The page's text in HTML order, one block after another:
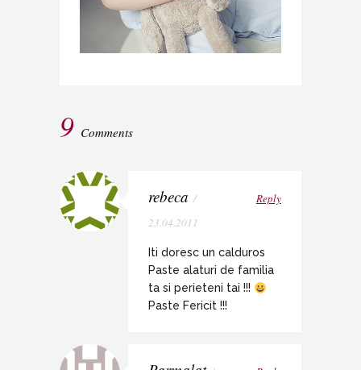
9 Comments
rebeca /
23.04.2011
Reply
Iti doresc un calduros
Paste alaturi de familia
ta si perieteni tai !!!
Paste Fericit !!!